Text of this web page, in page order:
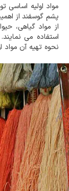
مواد اولیه اساسی
پشم گوسفند از
از مواد گیاهی،
استفاده می
نحوه تهیه آن مواد
مختلف ا...